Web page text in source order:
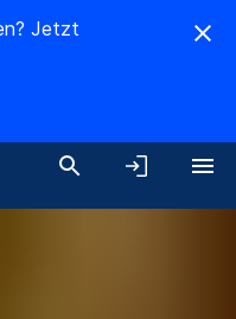
Jetzt